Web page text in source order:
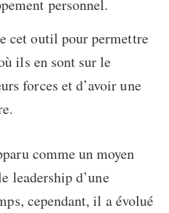
personnel.
cet outil pour permettre
ils en sont sur le
forces et d’avoir une
comme un moyen
leadership d’une
cependant, il a évolué